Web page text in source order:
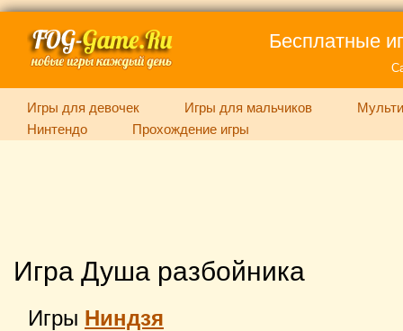
Бесплатные
Игры для девочек Игры для мальчиков
Нинтендо
Прохождение игры
Игра Душа разбойника
Игры Ниндзя